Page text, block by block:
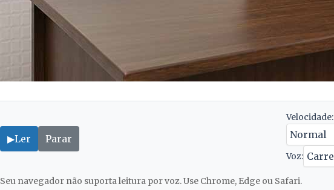
▶Ler Parar
Velocidade:
Voz:
Seu navegador não suporta leitura por voz. Use Chrome, Edge ou Safari.